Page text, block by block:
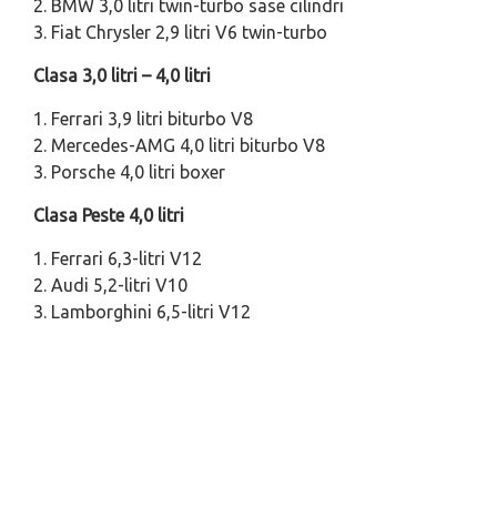
2. BMW 3,0 litri twin-turbo sase cilindri
3. Fiat Chrysler 2,9 litri V6 twin-turbo
Clasa 3,0 litri – 4,0 litri
1. Ferrari 3,9 litri biturbo V8
2. Mercedes-AMG 4,0 litri biturbo V8
3. Porsche 4,0 litri boxer
Clasa Peste 4,0 litri
1. Ferrari 6,3-litri V12
2. Audi 5,2-litri V10
3. Lamborghini 6,5-litri V12